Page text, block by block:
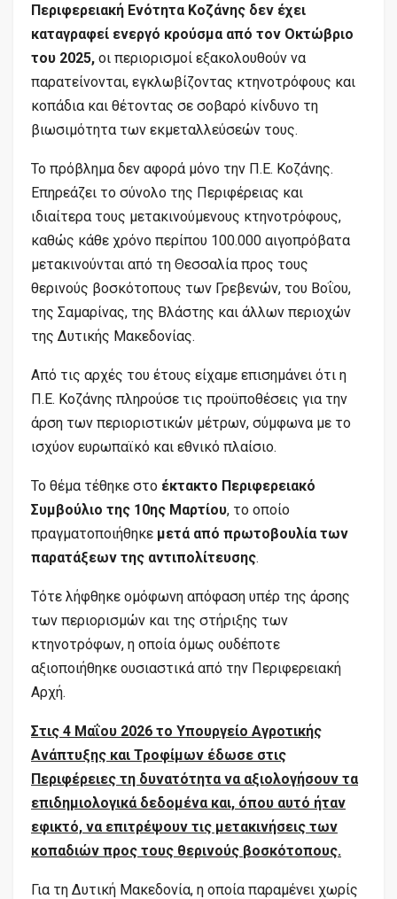
Περιφερειακή Ενότητα Κοζάνης δεν έχει
καταγραφεί ενεργό κρούσμα από τον Οκτώβριο
του 2025, οι περιορισμοί εξακολουθούν να
παρατείνονται, εγκλωβίζοντας κτηνοτρόφους και
κοπάδια και θέτοντας σε σοβαρό κίνδυνο τη
βιωσιμότητα των εκμεταλλεύσεών τους.
Το πρόβλημα δεν αφορά μόνο την Π.Ε. Κοζάνης.
Επηρεάζει το σύνολο της Περιφέρειας και
ιδιαίτερα τους μετακινούμενους κτηνοτρόφους,
καθώς κάθε χρόνο περίπου 100.000 αιγοπρόβατα
μετακινούνται από τη Θεσσαλία προς τους
θερινούς βοσκότοπους των Γρεβενών, του Βοΐου,
της Σαμαρίνας, της Βλάστης και άλλων περιοχών
της Δυτικής Μακεδονίας.
Από τις αρχές του έτους είχαμε επισημάνει ότι η
Π.Ε. Κοζάνης πληρούσε τις προϋποθέσεις για την
άρση των περιοριστικών μέτρων, σύμφωνα με το
ισχύον ευρωπαϊκό και εθνικό πλαίσιο.
Το θέμα τέθηκε στο έκτακτο Περιφερειακό
Συμβούλιο της 10ης Μαρτίου, το οποίο
πραγματοποιήθηκε μετά από πρωτοβουλία των
παρατάξεων της αντιπολίτευσης.
Τότε λήφθηκε ομόφωνη απόφαση υπέρ της άρσης
των περιορισμών και της στήριξης των
κτηνοτρόφων, η οποία όμως ουδέποτε
αξιοποιήθηκε ουσιαστικά από την Περιφερειακή
Αρχή.
Στις 4 Μαΐου 2026 το Υπουργείο Αγροτικής
Ανάπτυξης και Τροφίμων έδωσε στις
Περιφέρειες τη δυνατότητα να αξιολογήσουν τα
επιδημιολογικά δεδομένα και, όπου αυτό ήταν
εφικτό, να επιτρέψουν τις μετακινήσεις των
κοπαδιών προς τους θερινούς βοσκότοπους.
Για τη Δυτική Μακεδονία, η οποία παραμένει χωρίς